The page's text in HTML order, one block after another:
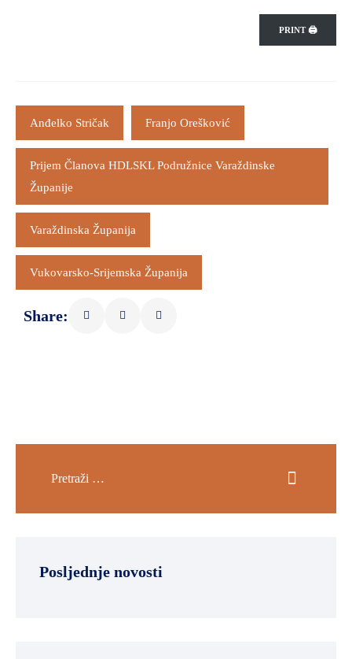
PRINT 🖨
Anđelko Stričak Franjo Orešković
Prijem Članova HDLSKL Podružnice Varaždinske
Županije
Varaždinska Županija
Vukovarsko-Srijemska Županija
Share:
Posljednje novosti